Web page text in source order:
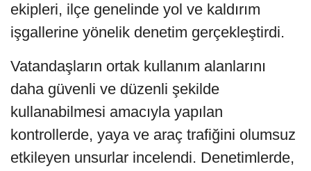
ekipleri, ilçe genelinde yol ve kaldırım
işgallerine yönelik denetim gerçekleştirdi.
Vatandaşların ortak kullanım alanlarını
daha güvenli ve düzenli şekilde
kullanabilmesi amacıyla yapılan
kontrollerde, yaya ve araç trafiğini olumsuz
etkileyen unsurlar incelendi. Denetimlerde,